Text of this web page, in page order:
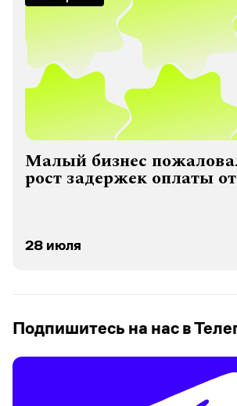
Малый бизнес
рост задержек оплаты
28 июля
Подпишитесь на нас в